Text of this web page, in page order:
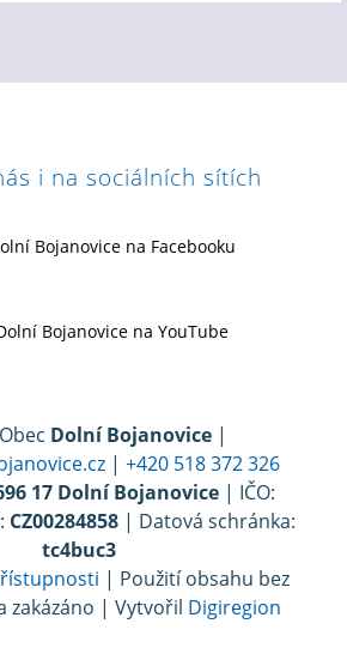
i na sociálních sítích
Bojanovice na Facebooku
Bojanovice na YouTube
Dolní Bojanovice |
| +420 518 372 326
17 Dolní Bojanovice| IČO:
CZ00284858 | Datová schránka:
tc4buc3
| Použití obsahu bez
zakázáno | Vytvořil Digiregion